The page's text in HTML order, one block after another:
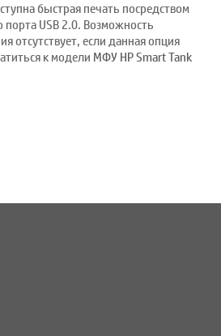
быстрая печать посредством
USB 2.0. Возможность
отсутствует, если данная опция
к модели МФУ HP Smart Tank